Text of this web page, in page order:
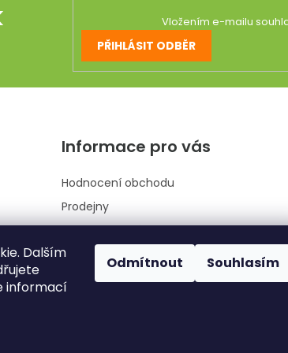
Dalším
informací
Odmítnout Souhlasím
Vložením e-mailu
PŘIHLÁSIT ODBĚR
Informace pro vás
Hodnocení obchodu
Prodejny
Kontaktujte nás
Obchodní podmínky
Podmínky ochrany osobních údajů